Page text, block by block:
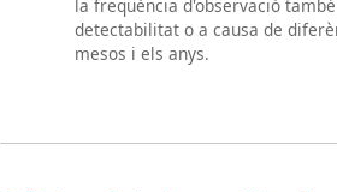
la freqüència d'observació
detectabilitat o a causa de
mesos i els anys.